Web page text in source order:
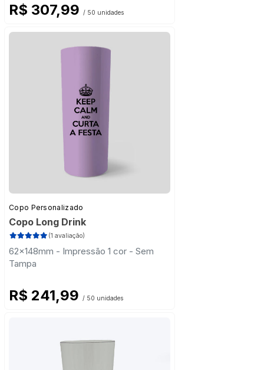
R$ 307,99 / 50 unidades
Copo Personalizado
Copo Long Drink
(1 avaliação)
62x148mm - Impressão 1 cor - Sem
Tampa
R$ 241,99 / 50 unidades